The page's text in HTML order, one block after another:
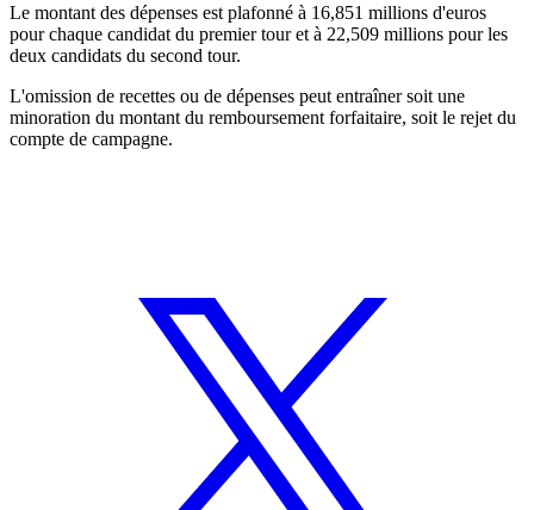
Le montant des dépenses est plafonné à 16,851 millions d'euros
pour chaque candidat du premier tour et à 22,509 millions pour les
deux candidats du second tour.
L'omission de recettes ou de dépenses peut entraîner soit une
minoration du montant du remboursement forfaitaire, soit le rejet du
compte de campagne.